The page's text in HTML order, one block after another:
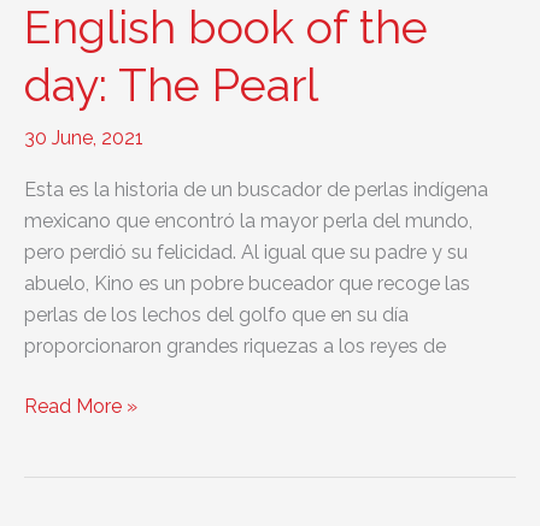
The
Bridges
of
Madison
English book of the
day: The Pearl
30 June, 2021
Esta es la historia de un buscador de perlas indígena
mexicano que encontró la mayor perla del mundo,
pero perdió su felicidad. Al igual que su padre y su
abuelo, Kino es un pobre buceador que recoge las
perlas de los lechos del golfo que en su día
proporcionaron grandes riquezas a los reyes de
English
Read More »